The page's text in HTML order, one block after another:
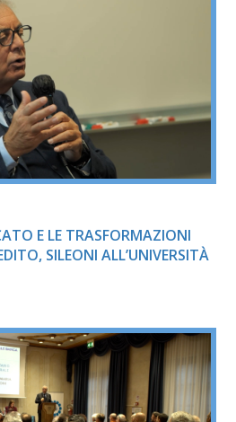
E LE TRASFORMAZIONI
SILEONI ALL’UNIVERSITÀ